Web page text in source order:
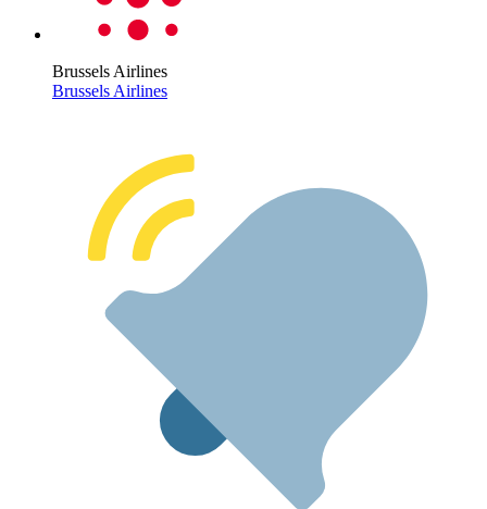
Brussels Airlines
Brussels Airlines